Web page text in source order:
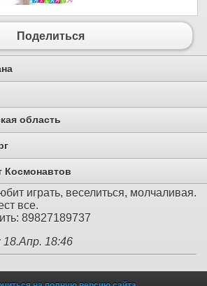
Поделиться
область
Космонавтов
играть, веселиться, молчаливая.
все.
89827189737
18:46